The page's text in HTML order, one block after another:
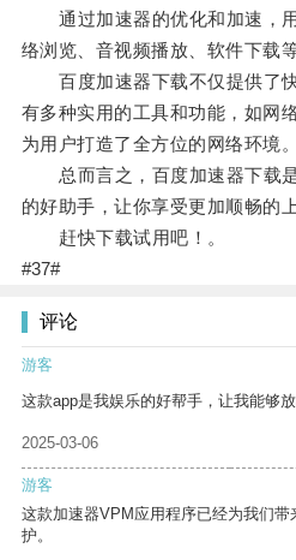
通过加速器的优化和加速，用
络浏览、音视频播放、软件下载
百度加速器下载不仅提供了快
有多种实用的工具和功能，如网
为用户打造了全方位的网络环境。
总而言之，百度加速器下载是
的好助手，让你享受更加顺畅的
赶快下载试用吧！。
#37#
评论
游客
这款app是我娱乐的好帮手，让我能够
2025-03-06
游客
这款加速器VPM应用程序已经为我们
护。